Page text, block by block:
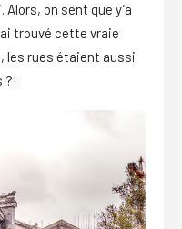
Alors, on sent que y’a
trouvé cette vraie
les rues étaient aussi
?!